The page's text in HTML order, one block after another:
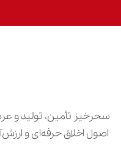
سحرخیز تأمین، تولید و
اصول اخلاق حرفه‌ای و